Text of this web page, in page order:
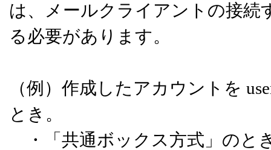
は、メールクライアントの接
る必要があります。
（例）作成したアカウントを
とき。
・「共通ボックス方式」のと